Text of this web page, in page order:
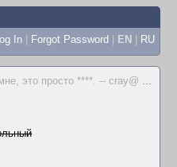
In | Forgot Password | EN | RU
это просто ****. -- cray@ ...